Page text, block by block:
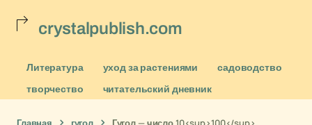
crystalpublish.com
Литература уход за растениями
садоводство
творчество
читательский дневник